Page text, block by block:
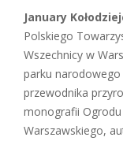
January
Polskiego
Wszechnicy w
parku
przewodnika
monografii
Warszawskiego,